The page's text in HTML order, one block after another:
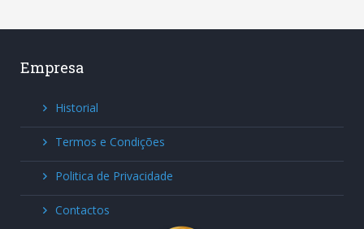
Empresa
Historial
Termos e Condições
Politica de Privacidade
Contactos